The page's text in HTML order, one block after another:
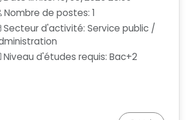
Nombre de postes: 1
Secteur d'activité: Service public /
Niveau d'études requis: Bac+2